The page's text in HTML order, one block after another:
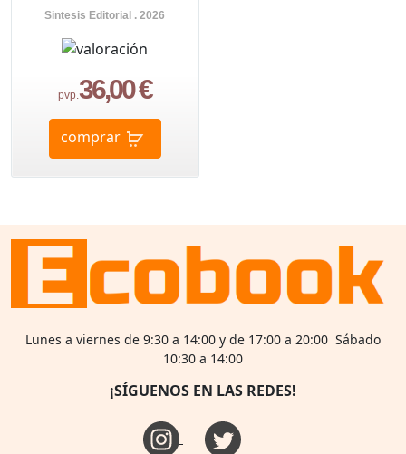
Sintesis Editorial . 2026
pvp.36,00 €
comprar
Lunes a viernes de 9:30 a 14:00 y de 17:00 a 20:00 Sábado
10:30 a 14:00
¡SÍGUENOS EN LAS REDES!